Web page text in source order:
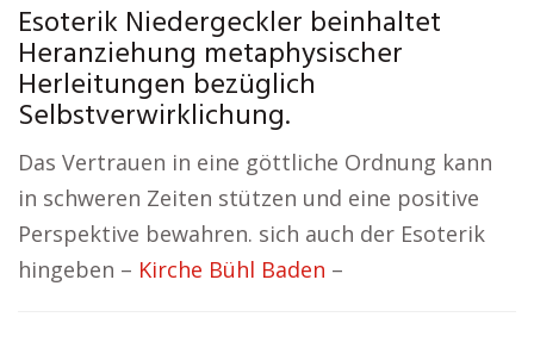
Esoterik Niedergeckler beinhaltet
Heranziehung metaphysischer
Herleitungen bezüglich
Selbstverwirklichung.
Das Vertrauen in eine göttliche Ordnung kann
in schweren Zeiten stützen und eine positive
Perspektive bewahren. sich auch der Esoterik
hingeben – Kirche Bühl Baden –